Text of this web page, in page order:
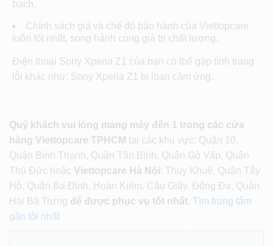
bạch.
Chính sách giá và chế độ bảo hành của Viettopcare
luôn tốt nhất, song hành cùng giá trị chất lượng.
Điện thoại Sony Xperia Z1 của bạn có thể gặp tình trạng
lỗi khác như: Sony Xperia Z1 bị loạn cảm ứng.
Quý khách vui lòng mang máy đến 1 trong các cửa
hàng Viettopcare TPHCM tại các khu vực: Quận 10,
Quận Bình Thạnh, Quận Tân Bình, Quận Gò Vấp, Quận
Thủ Đức hoặc Viettopcare Hà Nội: Thụy Khuê, Quận Tây
Hồ, Quận Ba Đình, Hoàn Kiếm, Cầu Giấy, Đống Đa, Quận
Hai Bà Trưng để được phục vụ tốt nhất. Tìm trung tâm
gần tôi nhất